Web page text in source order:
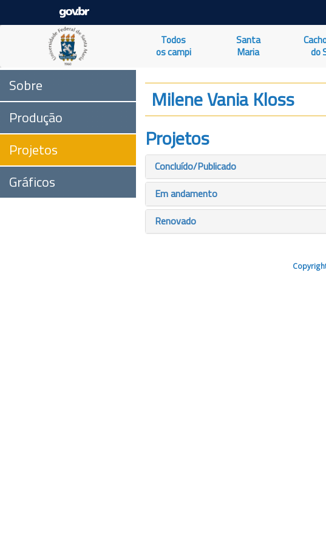
Todos
os campi
Santa
Maria
do
Sobre
Produção
Projetos
Gráficos
Milene Vania Kloss
Projetos
Concluído/Publicado
Em andamento
Renovado